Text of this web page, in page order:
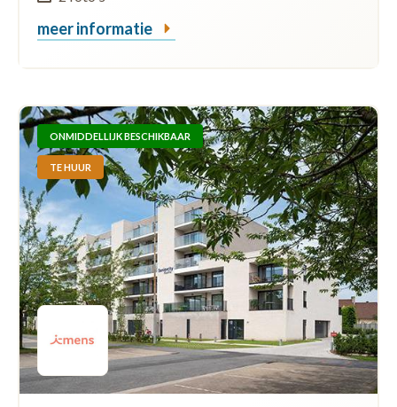
meer informatie
ONMIDDELLIJK BESCHIKBAAR
TE HUUR